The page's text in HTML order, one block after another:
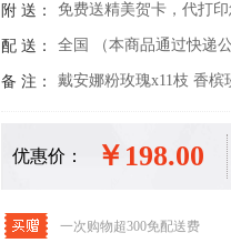
附 送： 免费送精美贺卡，代打
配 送： 全国 （本商品通过快递
备 注： 戴安娜粉玫瑰x11枝 香槟
优惠价： ￥198.00
一次购物超300免配送费